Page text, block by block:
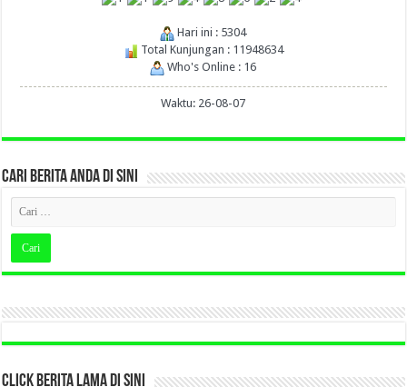
Hari ini : 5304
Total Kunjungan : 11948634
Who's Online : 16
Waktu: 26-08-07
CARI BERITA ANDA DI SINI
CLICK BERITA LAMA DI SINI